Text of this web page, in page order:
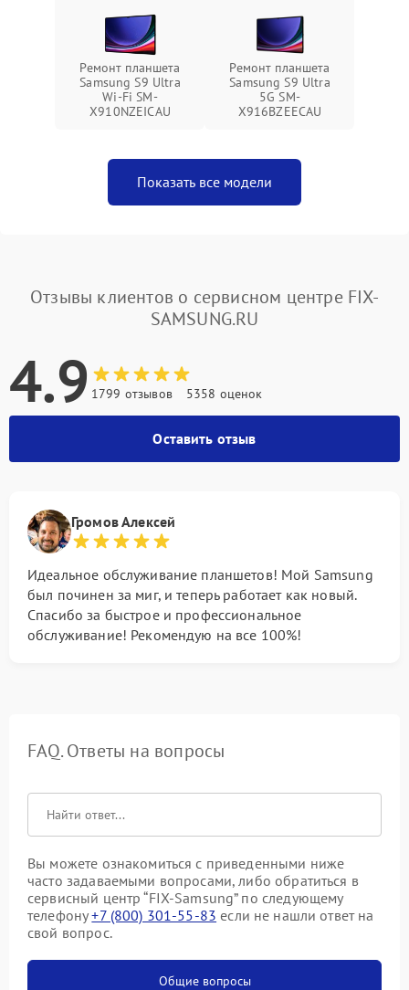
Ремонт планшета
Samsung S9 Ultra
Wi-Fi SM-
X910NZEICAU
Ремонт планшета
Samsung S9 Ultra
5G SM-
X916BZEECAU
Показать все модели
Отзывы клиентов о сервисном центре FIX-
SAMSUNG.RU
4.9 1799 отзывов 5358 оценок
Оставить отзыв
Громов Алексей
Идеальное обслуживание планшетов! Мой Samsung
был починен за миг, и теперь работает как новый.
Спасибо за быстрое и профессиональное
обслуживание! Рекомендую на все 100%!
FAQ. Ответы на вопросы
Вы можете ознакомиться с приведенными ниже
часто задаваемыми вопросами, либо обратиться в
сервисный центр “FIX-Samsung” по следующему
телефону+7 (800) 301-55-83 если не нашли ответ на
свой вопрос.
Общие вопросы